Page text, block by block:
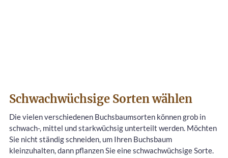
Schwachwüchsige Sorten wählen
Die vielen verschiedenen Buchsbaumsorten können grob in
schwach-, mittel und starkwüchsig unterteilt werden. Möchten
Sie nicht ständig schneiden, um Ihren Buchsbaum
kleinzuhalten, dann pflanzen Sie eine schwachwüchsige Sorte.